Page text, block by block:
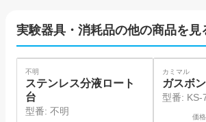
実験器具・消耗品の他の商品を見
SOLD
不明
ステンレス分液ロート
台
型番: 不明
カミマル
ガスボ
型番: KS-
価